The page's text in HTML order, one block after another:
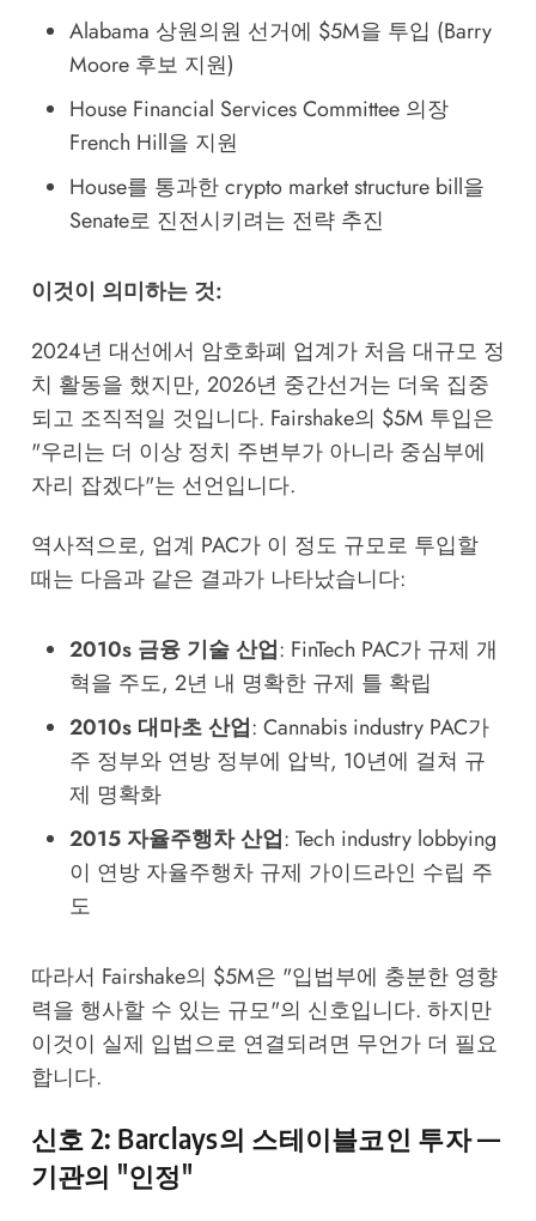
Alabama 상원의원 선거에 $5M을 투입 (Barry
Moore 후보 지원)
House Financial Services Committee 의장
French Hill을 지원
House를 통과한 crypto market structure bill을
Senate로 진전시키려는 전략 추진
이것이 의미하는 것:
2024년 대선에서 암호화폐 업계가 처음 대규모 정
치 활동을 했지만, 2026년 중간선거는 더욱 집중
되고 조직적일 것입니다. Fairshake의 $5M 투입은
"우리는 더 이상 정치 주변부가 아니라 중심부에
자리 잡겠다"는 선언입니다.
역사적으로, 업계 PAC가 이 정도 규모로 투입할
때는 다음과 같은 결과가 나타났습니다:
2010s 금융 기술 산업: FinTech PAC가 규제 개
혁을 주도, 2년 내 명확한 규제 틀 확립
2010s 대마초 산업: Cannabis industry PAC가
주 정부와 연방 정부에 압박, 10년에 걸쳐 규
제 명확화
2015 자율주행차 산업: Tech industry lobbying
이 연방 자율주행차 규제 가이드라인 수립 주
도
따라서 Fairshake의 $5M은 "입법부에 충분한 영향
력을 행사할 수 있는 규모"의 신호입니다. 하지만
이것이 실제 입법으로 연결되려면 무언가 더 필요
합니다.
신호 2: Barclays의 스테이블코인 투자 —
기관의 "인정"